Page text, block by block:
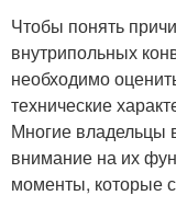
Чтобы понять
внутрипольных
необходимо
технические
Многие владельцы
внимание на их
моменты, которые